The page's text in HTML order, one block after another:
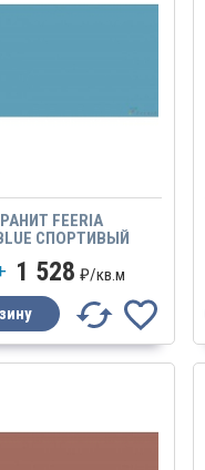
FEERIA
СПОРТИВЫЙ
486 600Х600
1 528 ₽/кв.м